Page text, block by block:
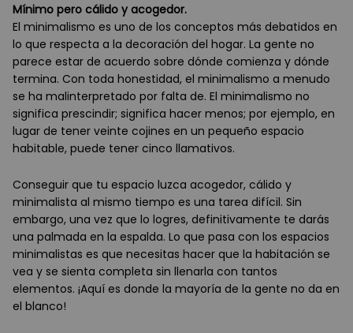
Mínimo pero cálido y acogedor.
El minimalismo es uno de los conceptos más debatidos en
lo que respecta a la decoración del hogar. La gente no
parece estar de acuerdo sobre dónde comienza y dónde
termina. Con toda honestidad, el minimalismo a menudo
se ha malinterpretado por falta de. El minimalismo no
significa prescindir; significa hacer menos; por ejemplo, en
lugar de tener veinte cojines en un pequeño espacio
habitable, puede tener cinco llamativos.
Conseguir que tu espacio luzca acogedor, cálido y
minimalista al mismo tiempo es una tarea difícil. Sin
embargo, una vez que lo logres, definitivamente te darás
una palmada en la espalda. Lo que pasa con los espacios
minimalistas es que necesitas hacer que la habitación se
vea y se sienta completa sin llenarla con tantos
elementos. ¡Aquí es donde la mayoría de la gente no da en
el blanco!